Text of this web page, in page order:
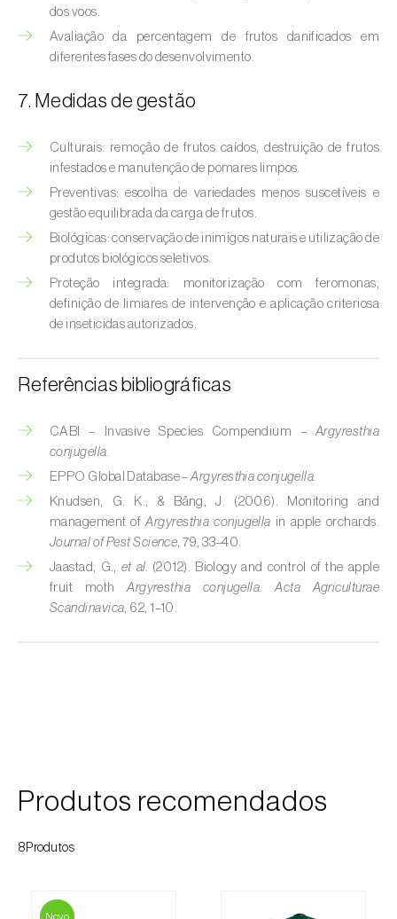
Broca-do-chá (
fornicatior, E. perbrevis e E. kuroshio)
(Diatraea saccharalis)
Broca-dos-ramos-do-pessegueiro (
lineatella)
Broca-listrada-do-caule-do-arroz (Chilo
suppressalis)
Broca-pequena-do-tomateiro
Neoleucinodes elegantalis
Burgo-da-azinheira (Tortrix viridana
Cigarrinha-espumadora (Philaenus
spumarius)
Cigarrinhas (
Jacobiasca lybica, Scaphoideus
titanus e Empoasca spp.
Cobrilha-da-cortiça ( Coroebus undatus
Cochonilha-algodão-da-vinha (
Planococcus
ficus)
comstocki)
(= Diaspidiotus) perniciosus
dos voos.
Avaliação da percentagem de frutos danificados em
diferentes fases do desenvolvimento.
7. Medidas de gestão
Culturais: remoção de frutos caídos, destruição de frutos
infestados e manutenção de pomares limpos.
Preventivas: escolha de variedades menos suscetíveis e
gestão equilibrada da carga de frutos.
Biológicas: conservação de inimigos naturais e utilização de
produtos biológicos seletivos.
Proteção integrada: monitorização com feromonas,
definição de limiares de intervenção e aplicação criteriosa
de inseticidas autorizados.
Referências bibliográficas
CABI – Invasive Species Compendium –Argyresthia
conjugella.
EPPO Global Database –Argyresthia conjugella.
Knudsen, G. K., & Bång, J. (2006). Monitoring and
management ofArgyresthia conjugella in apple orchards.
Journal of Pest Science , 79, 33–40.
Jaastad, G., et al. (2012). Biology and control of the apple
fruit mothArgyresthia conjugella .Acta Agriculturae
Scandinavica , 62, 1–10.
Produtos recomendados
8Produtos